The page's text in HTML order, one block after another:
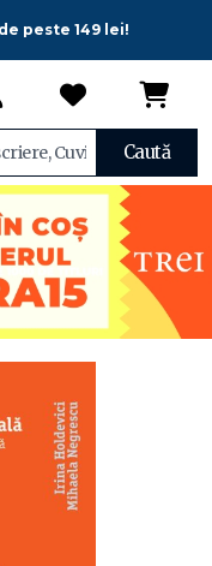
peste 149 lei!
Caută